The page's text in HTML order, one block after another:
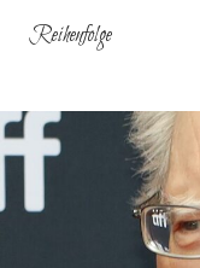
Inhalt
Reihenfolge